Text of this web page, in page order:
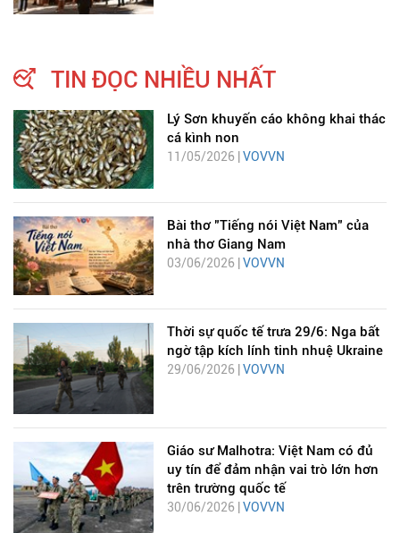
TIN ĐỌC NHIỀU NHẤT
Lý Sơn khuyến cáo không khai thác
cá kình non
11/05/2026 | VOVVN
Bài thơ "Tiếng nói Việt Nam" của
nhà thơ Giang Nam
03/06/2026 | VOVVN
Thời sự quốc tế trưa 29/6: Nga bất
ngờ tập kích lính tinh nhuệ Ukraine
29/06/2026 | VOVVN
Giáo sư Malhotra: Việt Nam có đủ
uy tín để đảm nhận vai trò lớn hơn
trên trường quốc tế
30/06/2026 | VOVVN